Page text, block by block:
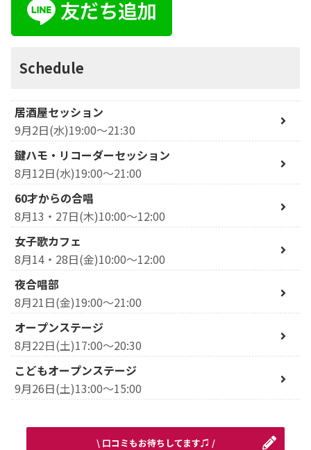
Schedule
居酒屋セッション
9月2日(水)19:00～21:30
鍵ハモ・リコーダーセッション
8月12日(水)19:00～21:00
60才からの合唱
8月13・27日(木)10:00～12:00
女子歌カフェ
8月14・28日(金)10:00～12:00
夜合唱部
8月21日(金)19:00～21:00
オープンステージ
8月22日(土)17:00～20:30
こどもオープンステージ
9月26日(土)13:00～15:00
\ 口コミもお待ちしてます♫ /